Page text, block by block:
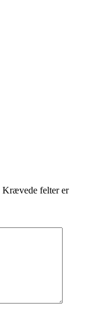
Krævede felter er